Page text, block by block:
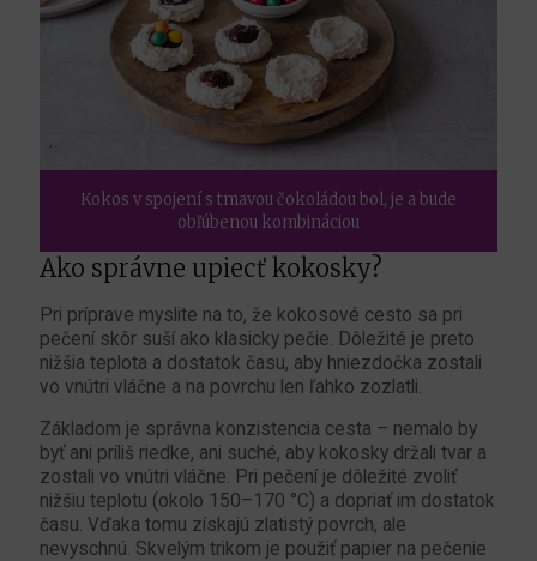
Kokos v spojení s tmavou čokoládou bol, je a bude
obľúbenou kombináciou
Ako správne upiecť kokosky?
Pri príprave myslite na to, že kokosové cesto sa pri
pečení skôr suší ako klasicky pečie. Dôležité je preto
nižšia teplota a dostatok času, aby hniezdočka zostali
vo vnútri vláčne a na povrchu len ľahko zozlatli.
Základom je správna konzistencia cesta – nemalo by
byť ani príliš riedke, ani suché, aby kokosky držali tvar a
zostali vo vnútri vláčne. Pri pečení je dôležité zvoliť
nižšiu teplotu (okolo 150–170 °C) a dopriať im dostatok
času. Vďaka tomu získajú zlatistý povrch, ale
nevyschnú. Skvelým trikom je použiť papier na pečenie